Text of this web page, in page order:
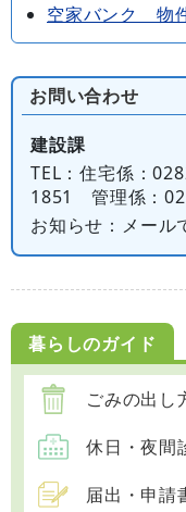
空家バンク 物
お問い合わせ
建設課
TEL ：住宅係：
1851 管理係：
お知らせ ：メー
暮らしのガイド
ごみの出し
休日・夜間
届出・申請